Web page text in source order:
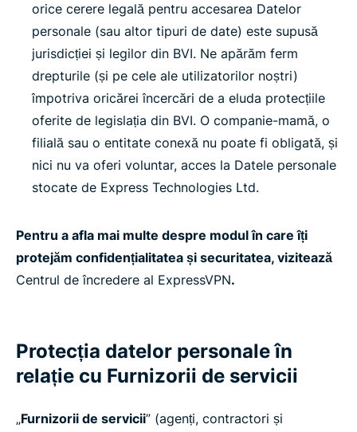
orice cerere legală pentru accesarea Datelor
personale (sau altor tipuri de date) este supusă
jurisdicției și legilor din BVI. Ne apărăm ferm
drepturile (și pe cele ale utilizatorilor noștri)
împotriva oricărei încercări de a eluda protecțiile
oferite de legislația din BVI. O companie-mamă, o
filială sau o entitate conexă nu poate fi obligată, și
nici nu va oferi voluntar, acces la Datele personale
stocate de Express Technologies Ltd.
Pentru a afla mai multe despre modul în care îți
protejăm confidențialitatea și securitatea, vizitează
Centrul de încredere al ExpressVPN.
Protecția datelor personale în
relație cu Furnizorii de servicii
„Furnizorii de servicii” (agenți, contractori și